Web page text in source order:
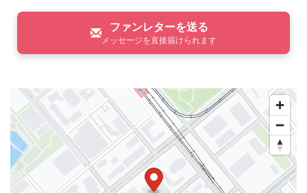
ファンレターを送る
メッセージを直接届けられます